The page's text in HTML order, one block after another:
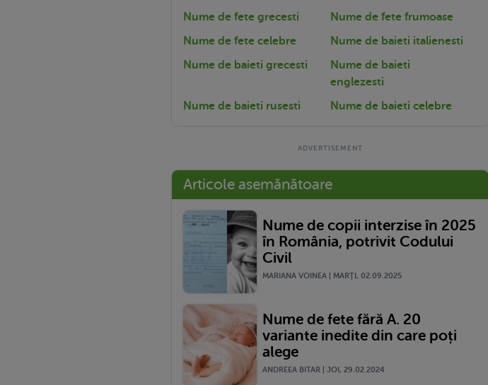
Nume de fete grecesti
Nume de fete frumoase
Nume de fete celebre
Nume de baieti italienesti
Nume de baieti grecesti
Nume de baieti
englezesti
Nume de baieti rusesti
Nume de baieti celebre
Articole asemănătoare
Nume de copii interzise în 2025
în România, potrivit Codului
Civil
MARIANA VOINEA | MARŢI, 02.09.2025
Nume de fete fără A. 20
variante inedite din care poți
alege
ANDREEA BITAR | JOI, 29.02.2024